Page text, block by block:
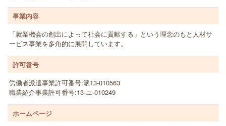
事業内容
「就業機会の創出によって社会に貢献する」という理念のもと人材サ
ービス事業を多角的に展開しています。
許可番号
労働者派遣事業許可番号:派13-010563
職業紹介事業許可番号:13-ユ-010249
ホームページ